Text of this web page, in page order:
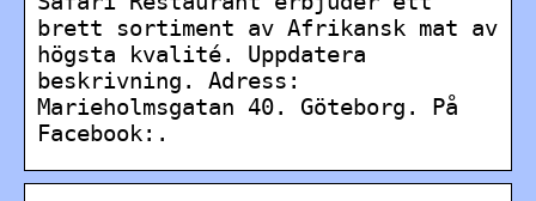
brett sortiment av Afrikansk mat av
högsta kvalité. Uppdatera
beskrivning. Adress:
Marieholmsgatan 40. Göteborg. På
Facebook:.